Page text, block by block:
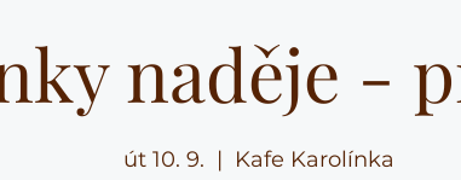
naděje -
út 10. 9.
  |
Kafe Karolínka